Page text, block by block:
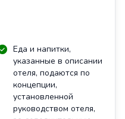
Еда и напитки,
указанные в описании
отеля, подаются по
концепции,
установленной
руководством отеля,